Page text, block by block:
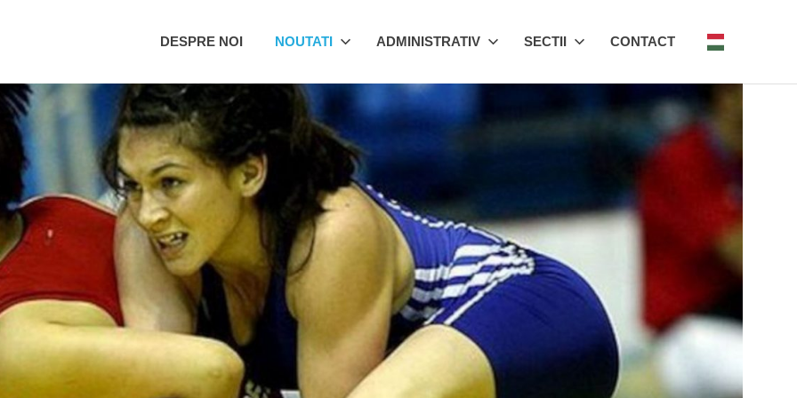
DESPRE NOI NOUTATI ADMINISTRATIV SECTII CONTACT